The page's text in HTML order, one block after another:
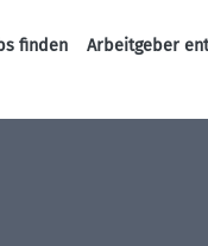
finden
Arbeitgeber